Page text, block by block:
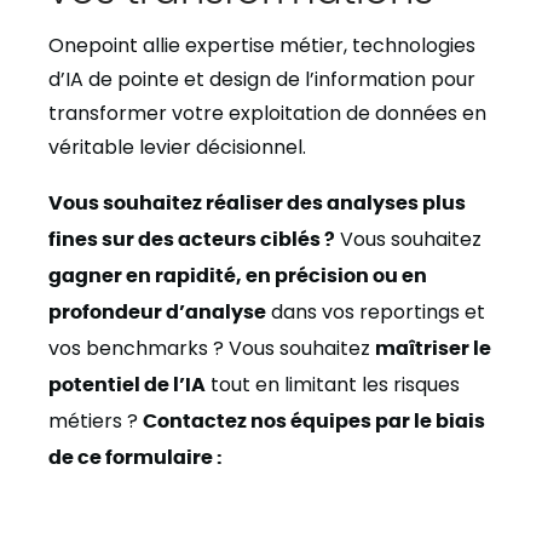
Onepoint allie expertise métier, technologies
d’IA de pointe et design de l’information pour
transformer votre exploitation de données en
véritable levier décisionnel.
Vous souhaitez réaliser des analyses plus
fines sur des acteurs ciblés ? Vous souhaitez
gagner en rapidité, en précision ou en
profondeur d’analyse dans vos reportings et
vos benchmarks ? Vous souhaitez maîtriser le
potentiel de l’IA tout en limitant les risques
métiers ? Contactez nos équipes par le biais
de ce formulaire :